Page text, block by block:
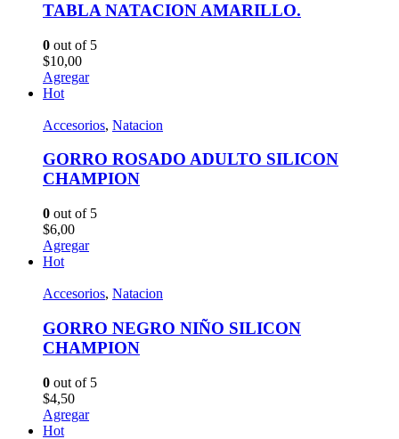
TABLA NATACION AMARILLO.
0 out of 5
$10,00
Agregar
Hot
Accesorios, Natacion
GORRO ROSADO ADULTO SILICON
CHAMPION
0 out of 5
$6,00
Agregar
Hot
Accesorios, Natacion
GORRO NEGRO NIÑO SILICON
CHAMPION
0 out of 5
$4,50
Agregar
Hot